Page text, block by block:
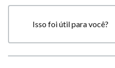
Isso foi útil para você?